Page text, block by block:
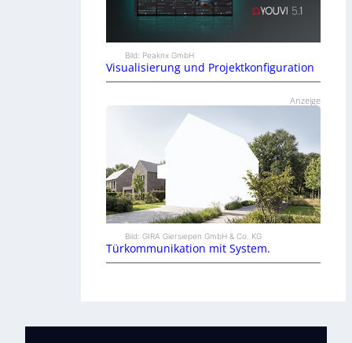
Bild: Peaknx GmbH
Visualisierung und Projektkonfiguration
Anzeige
Bild: GIRA Giersiepen GmbH & Co. KG
Türkommunikation mit System.